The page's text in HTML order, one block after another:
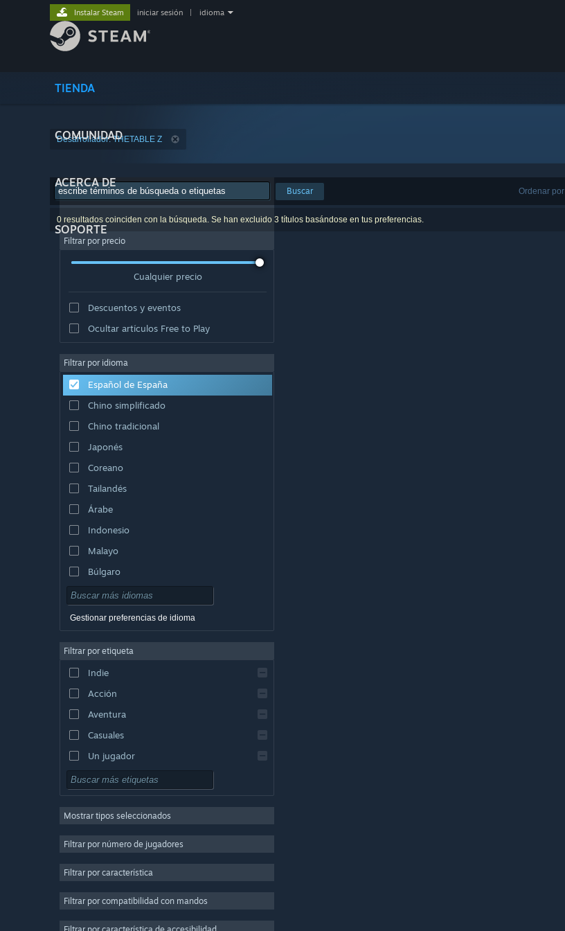
TIENDA
COMUNIDAD
ACERCA DE
SOPORTE
Instalar Steam iniciar sesión idioma
Desarrollador: THETABLE Z
Ordenar por
Buscar
0 resultados coinciden con la búsqueda. Se han excluido 3 títulos basándose en tus preferencias.
Filtrar por precio
Cualquier precio
Descuentos y eventos
Ocultar artículos Free to Play
Filtrar por idioma
Español de España
Chino simplificado
Chino tradicional
Japonés
Coreano
Tailandés
Árabe
Indonesio
Malayo
Búlgaro
Checo
Danés
Inglés
Español de Hispanoamérica
Griego
Gestionar preferencias de idioma
Filtrar por etiqueta
Indie
Acción
Aventura
Casuales
Un jugador
Simulación
Estrategia
3D
Free to Play
Mostrar tipos seleccionados
Filtrar por número de jugadores
Filtrar por característica
Filtrar por compatibilidad con mandos